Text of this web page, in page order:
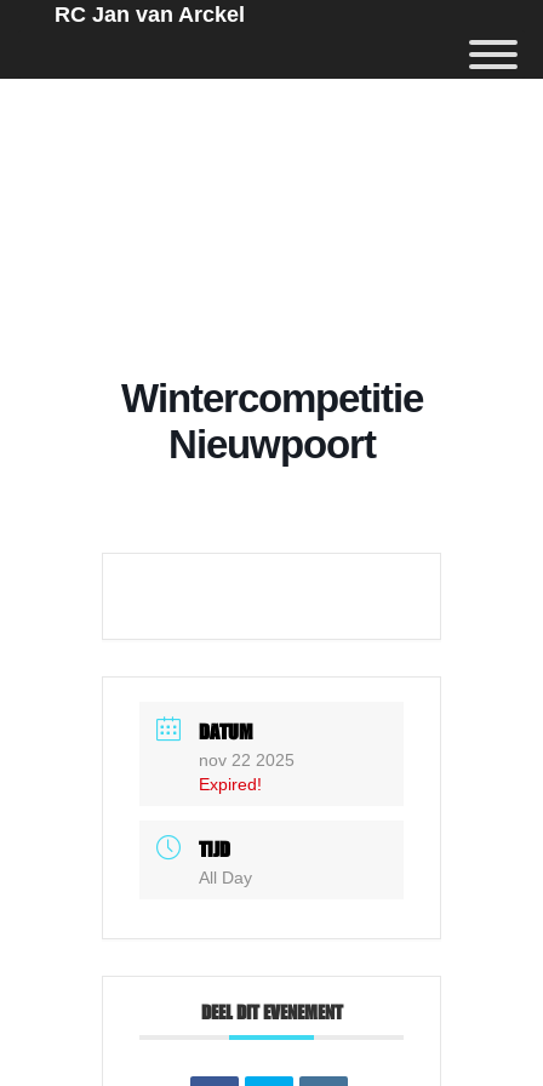
RC Jan van Arckel
Wintercompetitie
Nieuwpoort
DATUM
nov 22 2025
Expired!
TIJD
All Day
DEEL DIT EVENEMENT